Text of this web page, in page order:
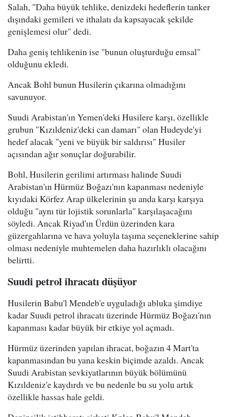
Salah, "Daha büyük tehlike, denizdeki hedeflerin tanker
dışındaki gemileri ve ithalatı da kapsayacak şekilde
genişlemesi olur" dedi.
Daha geniş tehlikenin ise "bunun oluşturduğu emsal"
olduğunu ekledi.
Ancak Bohl bunun Husilerin çıkarına olmadığını
savunuyor.
Suudi Arabistan'ın Yemen'deki Husilere karşı, özellikle
grubun "Kızıldeniz'deki can damarı" olan Hudeyde'yi
hedef alacak "yeni ve büyük bir saldırısı" Husiler
açısından ağır sonuçlar doğurabilir.
Bohl, Husilerin gerilimi artırması halinde Suudi
Arabistan'ın Hürmüz Boğazı'nın kapanması nedeniyle
kıyıdaki Körfez Arap ülkelerinin şu anda karşı karşıya
olduğu "aynı tür lojistik sorunlarla" karşılaşacağını
söyledi. Ancak Riyad'ın Ürdün üzerinden kara
güzergahlarına ve hava yoluyla taşıma seçeneklerine sahip
olması nedeniyle muhtemelen daha hazırlıklı olacağını
belirtti.
Suudi petrol ihracatı düşüyor
Husilerin Babu'l Mendeb'e uyguladığı abluka şimdiye
kadar Suudi petrol ihracatı üzerinde Hürmüz Boğazı'nın
kapanması kadar büyük bir etkiye yol açmadı.
Hürmüz üzerinden yapılan ihracat, boğazın 4 Mart'ta
kapanmasından bu yana keskin biçimde azaldı. Ancak
Suudi Arabistan sevkiyatlarının büyük bölümünü
Kızıldeniz'e kaydırdı ve bu nedenle bu su yolu artık
özellikle hassas hale geldi.